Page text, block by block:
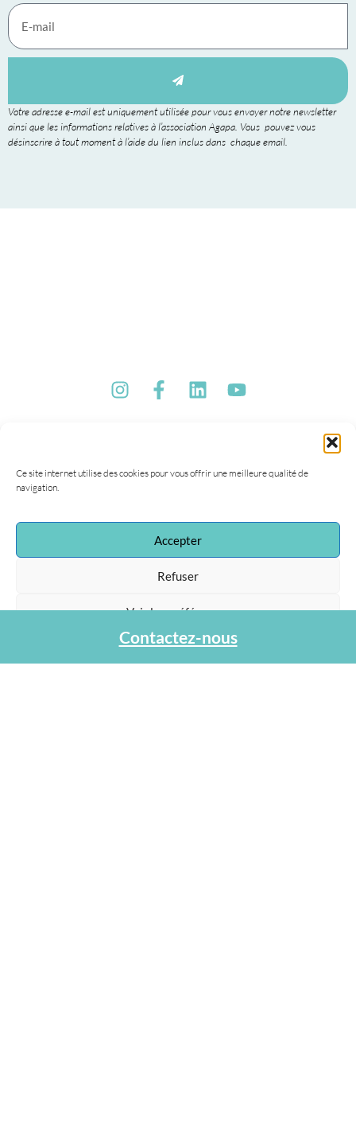
Ce site internet utilise des cookies pour vous offrir une meilleure qualité de
navigation.
Accepter
Refuser
Voir les préférences
Protection des données personnelles
Votre adresse e-mail est uniquement utilisée pour vous envoyer notre newsletter
ainsi que les informations relatives à l’association Agapa. Vous pouvez vous
désinscrire à tout moment à l’aide du lien inclus dans chaque email.
Contactez-nous